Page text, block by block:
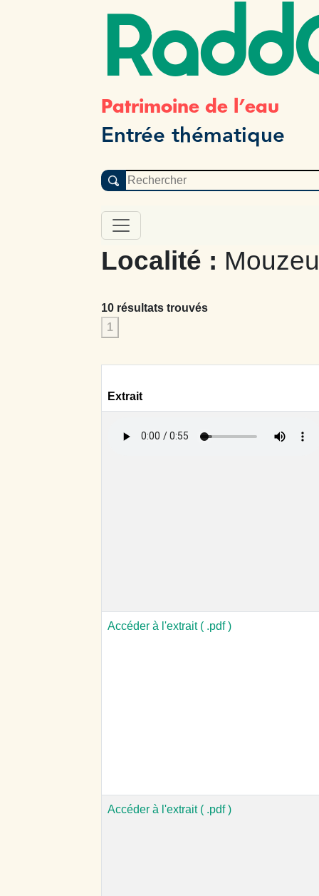
Patrimoine de l’eau
Entrée thématique
Localité :
10 résultats trouvés
1
Extrait
Accéder à l'extrait ( .pdf )
Accéder à l'extrait ( .pdf )